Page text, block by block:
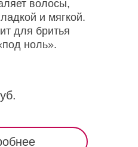
волосы,
и мягкой.
для бритья
ноль».